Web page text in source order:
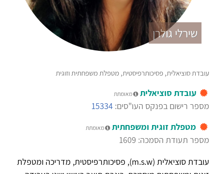
שירלי גולרן
עובדת סוציאלית, פסיכותרפיסטית, מטפלת משפחתית וזוגית
עובדת סוציאלית מאומתת
מספר רישום בפנקס העו"סים: 15334
מטפלת זוגית ומשפחתית
מאומתת
מספר תעודת הסמכה: 1609
עובדת סוציאלית (m.s.w), פסיכותרפיסטית, מדריכה ומטפלת